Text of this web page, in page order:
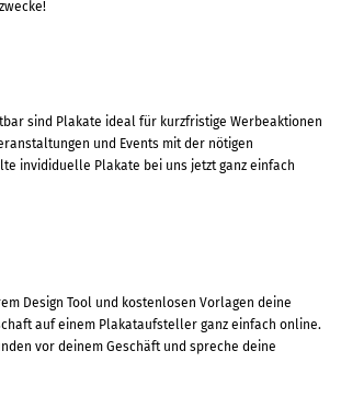
sind Plakate ideal für kurzfristige Werbeaktionen
und Events mit der nötigen
invididuelle Plakate bei uns jetzt ganz einfach
Design Tool und kostenlosen Vorlagen deine
auf einem Plakataufsteller ganz einfach online.
vor deinem Geschäft und spreche deine